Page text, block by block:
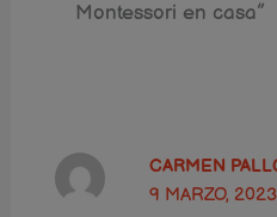
Montessori en casa”
CARMEN
9 MARZO,